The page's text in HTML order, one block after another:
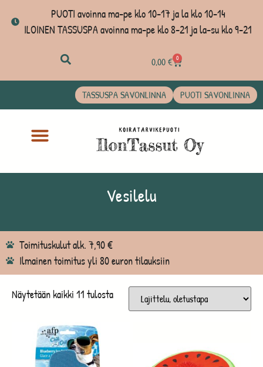
PUOTI avoinna ma-pe klo 10-17 ja la klo 10-14
ILOINEN TASSUSPA avoinna ma-pe klo 8-21 ja la-su klo 9-21
0,00€ 0
TASSUSPA SAVONLINNA PUOTI SAVONLINNA
Vesilelu
Toimituskulut alk. 7,90 €
Ilmainen toimitus yli 80 euron tilauksiin
Näytetään kaikki 11 tulosta